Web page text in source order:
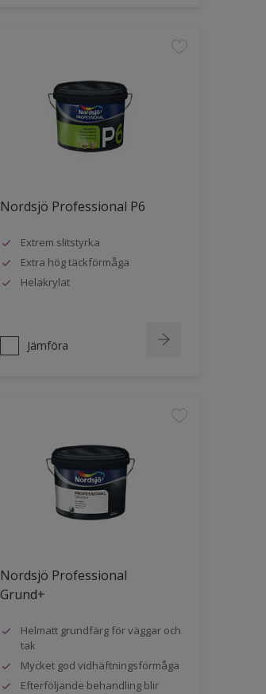
Nordsjö Professional P6
Extrem slitstyrka
Extra hög täckförmåga
Helakrylat
Jämföra
Nordsjö Professional
Grund+
Helmatt grundfärg för väggar och
tak
Mycket god vidhäftningsförmåga
Efterföljande behandling blir